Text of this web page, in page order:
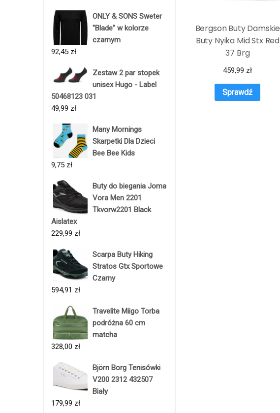
ONLY & SONS Sweter
"Blade" w kolorze
czarnym
92,45 zł
Zestaw 2 par stopek
unisex Hugo - Label
50468123 031
49,99 zł
Many Mornings
Skarpetki Dla Dzieci
Bee Bee Kids
9,75 zł
Buty do biegania Joma
Vora Men 2201
Tkvorw2201 Black
Aislatex
229,99 zł
Scarpa Buty Hiking
Stratos Gtx Sportowe
Czarny
594,91 zł
Travelite Miigo Torba
podróżna 60 cm
matcha
328,00 zł
Björn Borg Tenisówki
V200 2312 432507
Biały
179,99 zł
Bergson Buty Damskie
Buty Nyika Mid Stx Red
37 Brg
459,99 zł
Sprawdź